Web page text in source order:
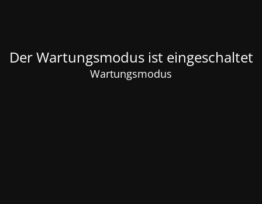
Der Wartungsmodus ist eingeschaltet
Wartungsmodus